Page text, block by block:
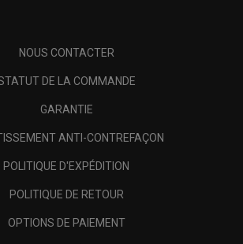
NOUS CONTACTER
DE LA COMMANDE
GARANTIE
ANTI-CONTREFAÇON
POLITIQUE D'EXPÉDITION
POLITIQUE DE RETOUR
OPTIONS DE PAIEMENT